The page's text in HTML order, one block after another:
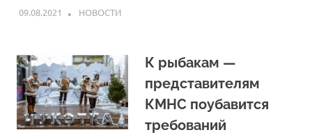
09.08.2021 ARPP
НОВОСТИ
К рыбакам —
представителям
КМНС поубавится
требований